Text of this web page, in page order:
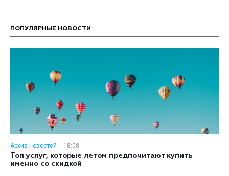
ПОПУЛЯРНЫЕ НОВОСТИ
Архив новостей
18:08
Топ услуг, которые летом предпочитают купить
именно со скидкой